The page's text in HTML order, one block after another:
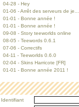
04-28 - Hey
01-06 - Arrêt des serveurs de je...
01-01 - Bonne année !
01-01 - Bonne année !
09-08 - Story teeworlds online
08-05 - Teewords 0.6.1
07-06 - Correctifs
04-11 - Teeworlds 0.6.0
02-04 - Skins Harricote [FR]
01-01 - Bonne année 2011 !
Identifiant